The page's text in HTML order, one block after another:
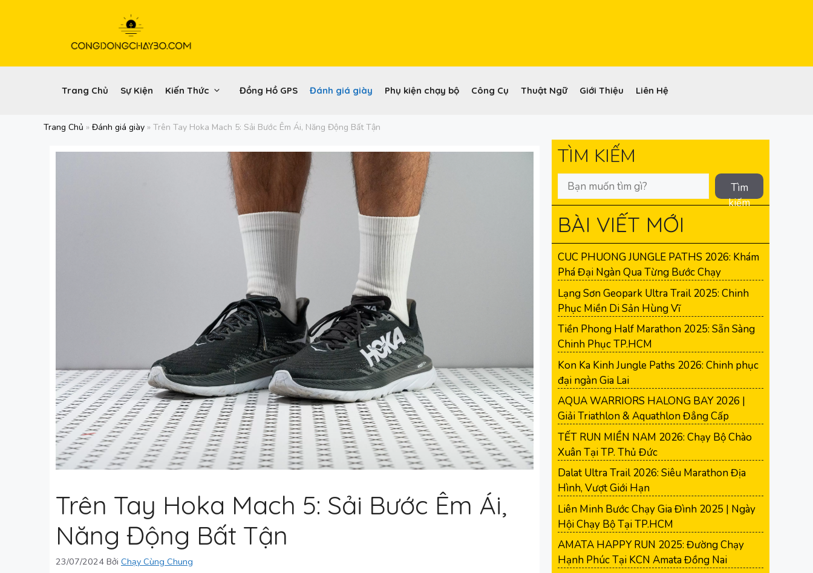
Trang Chủ Sự Kiện Kiến Thức Đồng Hồ GPS Đánh giá giày Phụ kiện chạy bộ Công Cụ Thuật Ngữ Giới Thiệu Liên Hệ
Trang Chủ » Đánh giá giày » Trên Tay Hoka Mach 5: Sải Bước Êm Ái, Năng Động Bất Tận
Trên Tay Hoka Mach 5: Sải Bước Êm Ái,
Năng Động Bất Tận
23/07/2024 Bởi Chạy Cùng Chung
TÌM KIẾM
Tìm
kiếm
BÀI VIẾT MỚI
CUC PHUONG JUNGLE PATHS 2026: Khám
Phá Đại Ngàn Qua Từng Bước Chạy
Lạng Sơn Geopark Ultra Trail 2025: Chinh
Phục Miền Di Sản Hùng Vĩ
Tiền Phong Half Marathon 2025: Sẵn Sàng
Chinh Phục TP.HCM
Kon Ka Kinh Jungle Paths 2026: Chinh phục
đại ngàn Gia Lai
AQUA WARRIORS HALONG BAY 2026 |
Giải Triathlon & Aquathlon Đẳng Cấp
TẾT RUN MIỀN NAM 2026: Chạy Bộ Chào
Xuân Tại TP. Thủ Đức
Dalat Ultra Trail 2026: Siêu Marathon Địa
Hình, Vượt Giới Hạn
Liên Minh Bước Chạy Gia Đình 2025 | Ngày
Hội Chạy Bộ Tại TP.HCM
AMATA HAPPY RUN 2025: Đường Chạy
Hạnh Phúc Tại KCN Amata Đồng Nai